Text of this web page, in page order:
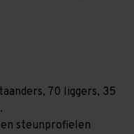
70 liggers, 35
steunprofielen